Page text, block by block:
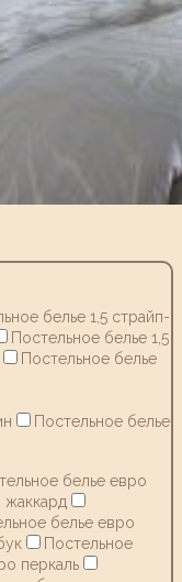
белье 1,5 страйп-
Постельное белье 1,5
Постельное белье
Постельное белье
белье евро
жаккард
белье евро
Постельное
перкаль